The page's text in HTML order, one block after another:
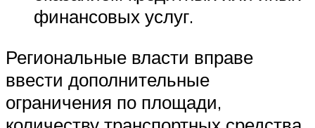
финансовых услуг.
Региональные власти вправе
ввести дополнительные
ограничения по площади,